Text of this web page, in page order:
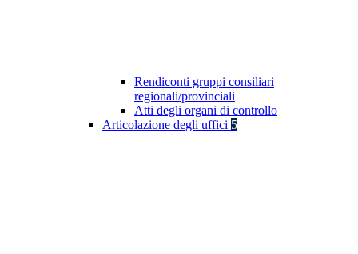
Rendiconti gruppi consiliari
regionali/provinciali
Atti degli organi di controllo
Articolazione degli uffici 5